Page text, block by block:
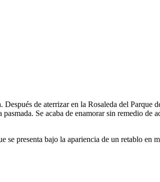
de aterrizar en la Rosaleda del Parque
Se acaba de enamorar sin remedio de
se presenta bajo la apariencia de un retablo en